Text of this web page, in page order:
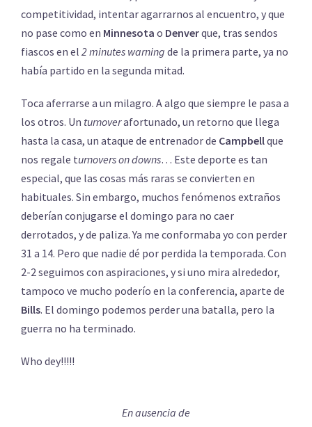
competitividad, intentar agarrarnos al encuentro, y que
no pase como en Minnesota o Denverque, tras sendos
fiascos en el 2 minutes warning de la primera parte, ya no
había partido en la segunda mitad.
Toca aferrarse a un milagro. A algo que siempre le pasa a
los otros. Un turnoverafortunado, un retorno que llega
hasta la casa, un ataque de entrenador de Campbellque
nos regale turnovers on downs… Este deporte es tan
especial, que las cosas más raras se convierten en
habituales. Sin embargo, muchos fenómenos extraños
deberían conjugarse el domingo para no caer
derrotados, y de paliza. Ya me conformaba yo con perder
31 a 14. Pero que nadie dé por perdida la temporada. Con
2-2 seguimos con aspiraciones, y si uno mira alrededor,
tampoco ve mucho poderío en la conferencia, aparte de
Bills. El domingo podemos perder una batalla, pero la
guerra no ha terminado.
Who dey!!!!!
En ausencia de